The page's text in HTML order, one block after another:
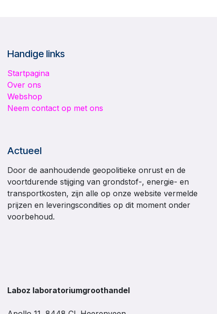
Handige links
Startpagina
Over ons
Webshop
Neem contact op met ons
Actueel
Door de aanhoudende geopolitieke onrust en de
voortdurende stijging van grondstof-, energie- en
transportkosten, zijn alle op onze website vermelde
prijzen en leveringscondities op dit moment onder
voorbehoud.
Laboz laboratoriumgroothandel